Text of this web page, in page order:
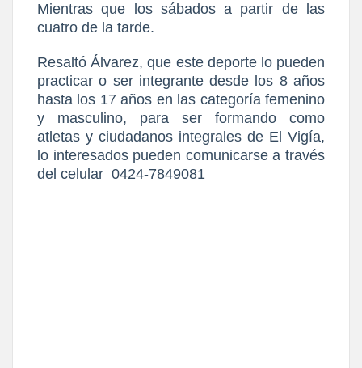
Mientras que los sábados a partir de las
cuatro de la tarde.
Resaltó Álvarez, que este deporte lo pueden
practicar o ser integrante desde los 8 años
hasta los 17 años en las categoría femenino
y masculino, para ser formando como
atletas y ciudadanos integrales de El Vigía,
lo interesados pueden comunicarse a través
del celular 0424-7849081